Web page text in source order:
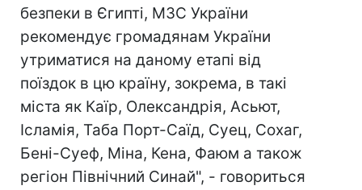
безпеки в Єгипті, МЗС України
рекомендує громадянам України
утриматися на даному етапі від
поїздок в цю країну, зокрема, в такі
міста як Каїр, Олександрія, Асьют,
Ісламія, Таба Порт-Саїд, Суец, Сохаг,
Бені-Суеф, Miнa, Кена, Фаюм а також
регіон Північний Синай", - говориться